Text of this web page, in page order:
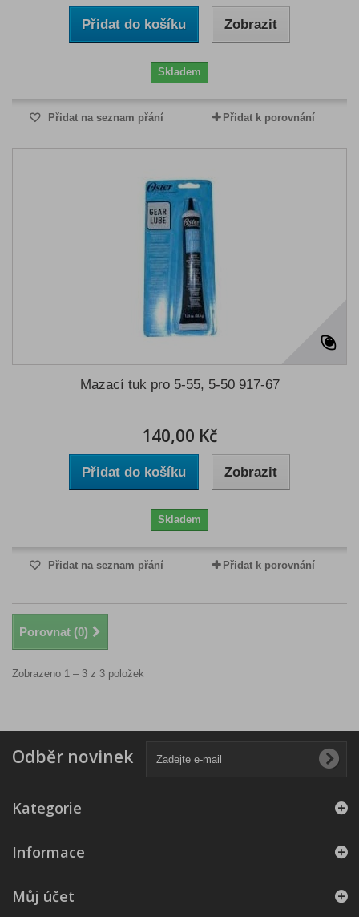
Přidat do košíku Zobrazit
Skladem
Přidat na seznam přání Přidat k porovnání
Mazací tuk pro 5-55, 5-50 917-67
140,00 Kč
Přidat do košíku Zobrazit
Skladem
Přidat na seznam přání Přidat k porovnání
Porovnat (0)
Zobrazeno 1 – 3 z 3 položek
Odběr novinek
Kategorie
Informace
Můj účet